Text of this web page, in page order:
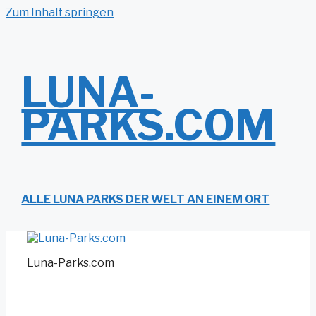
Zum Inhalt springen
LUNA-
PARKS.COM
ALLE LUNA PARKS DER WELT AN EINEM ORT
Luna-Parks.com